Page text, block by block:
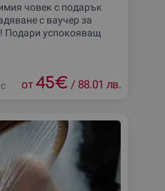
човек с подарък
с ваучер за
Подари успокояващ
стреса и ще
от45€ / 88.01 лв.